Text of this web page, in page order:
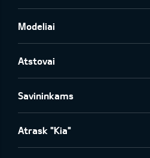
Modeliai
Atstovai
Savininkams
Atrask "Kia"